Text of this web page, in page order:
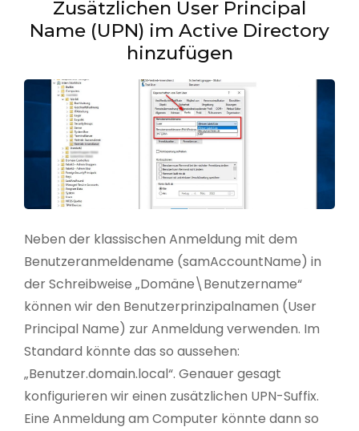
Zusätzlichen User Principal
Name (UPN) im Active Directory
hinzufügen
Neben der klassischen Anmeldung mit dem
Benutzeranmeldename (samAccountName) in
der Schreibweise „Domäne\Benutzername“
können wir den Benutzerprinzipalnamen (User
Principal Name) zur Anmeldung verwenden. Im
Standard könnte das so aussehen:
„Benutzer.domain.local“. Genauer gesagt
konfigurieren wir einen zusätzlichen UPN-Suffix.
Eine Anmeldung am Computer könnte dann so